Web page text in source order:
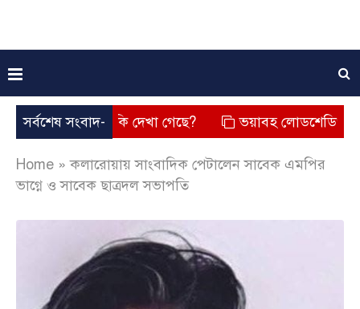
সর্বশেষ সংবাদ-
চেহারা কি দেখা গেছে? ভয়াবহ লোডশেডিং, বিদ্যুত –
Home »কলারোয়ায় সাংবাদিক পেটালেন সাবেক এমপির
ভাগ্নে ও সাবেক ছাত্রদল সভাপতি